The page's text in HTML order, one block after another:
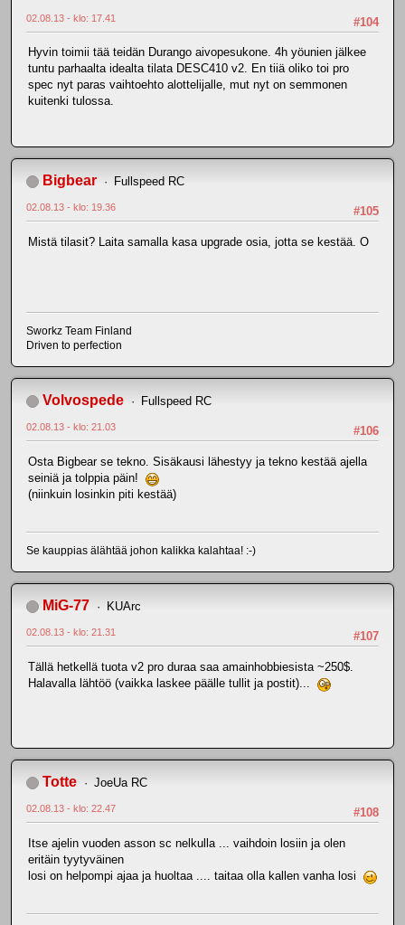
#104
02.08.13 - klo: 17.41
Hyvin toimii tää teidän Durango aivopesukone. 4h yöunien jälkee
tuntu parhaalta idealta tilata DESC410 v2. En tiiä oliko toi pro
spec nyt paras vaihtoehto alottelijalle, mut nyt on semmonen
kuitenki tulossa.
Bigbear Fullspeed RC
#105
02.08.13 - klo: 19.36
Mistä tilasit? Laita samalla kasa upgrade osia, jotta se kestää. O
Sworkz Team Finland
Driven to perfection
Volvospede Fullspeed RC
#106
02.08.13 - klo: 21.03
Osta Bigbear se tekno. Sisäkausi lähestyy ja tekno kestää ajella
seiniä ja tolppia päin!
(niinkuin losinkin piti kestää)
Se kauppias älähtää johon kalikka kalahtaa! :-)
MiG-77 KUArc
#107
02.08.13 - klo: 21.31
Tällä hetkellä tuota v2 pro duraa saa amainhobbiesista ~250$.
Halavalla lähtöö (vaikka laskee päälle tullit ja postit)...
Totte JoeUa RC
#108
02.08.13 - klo: 22.47
Itse ajelin vuoden asson sc nelkulla ... vaihdoin losiin ja olen
eritäin tyytyväinen
losi on helpompi ajaa ja huoltaa .... taitaa olla kallen vanha losi